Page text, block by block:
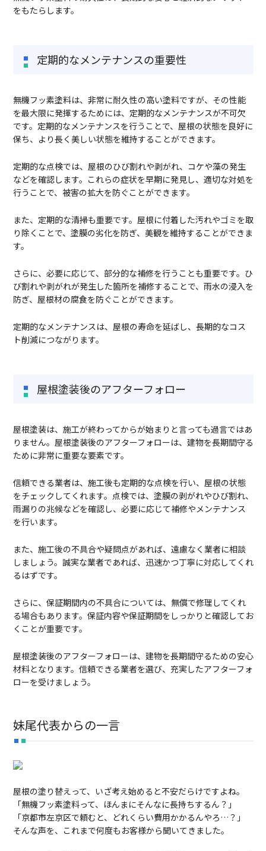
をもたらします。
定期的なメンテナンスの重要性
無機フッ素塗料は、非常に耐久性の高い塗料ですが、その性能
を最大限に発揮するためには、定期的なメンテナンスが不可欠
です。定期的なメンテナンスを行うことで、屋根の状態を良好に
保ち、より長く美しい状態を維持することができます。
定期的な点検では、屋根のひび割れや剥がれ、コケや藻の発生
などを確認します。これらの症状を早期に発見し、適切な対処を
行うことで、被害の拡大を防ぐことができます。
また、定期的な清掃も重要です。屋根に付着した汚れやゴミを取
り除くことで、塗膜の劣化を防ぎ、美観を維持することができま
す。
さらに、必要に応じて、部分的な補修を行うことも重要です。ひ
び割れや剥がれが発生した箇所を補修することで、雨水の浸入を
防ぎ、屋根材の腐食を防ぐことができます。
定期的なメンテナンスは、屋根の寿命を延ばし、長期的なコス
ト削減につながります。
屋根塗装後のアフターフォロー
屋根塗装は、施工が終わってからが始まりと言っても過言ではあ
りません。屋根塗装後のアフターフォローは、建物を長期間守る
ために非常に重要な要素です。
信頼できる業者は、施工後も定期的な点検を行い、屋根の状態
をチェックしてくれます。点検では、塗膜の剥がれやひび割れ、
雨漏りの兆候などを確認し、必要に応じて補修やメンテナンス
を行います。
また、施工後の不具合や疑問点があれば、遠慮なく業者に相談
しましょう。誠実な業者であれば、迅速かつ丁寧に対応してくれ
るはずです。
さらに、保証期間内の不具合については、無償で修理してくれ
る場合もあります。保証内容や保証期間をしっかりと確認してお
くことが重要です。
屋根塗装後のアフターフォローは、建物を長期間守るための安心
材料となります。信頼できる業者を選び、充実したアフターフォ
ローを受けましょう。
妹尾代表からの一言
屋根の塗り替えって、いざ考え始めると不安だらけですよね。
「無機フッ素塗料って、ほんまにそんなに長持ちするん？」
「京都市左京区で頼むと、どれくらい費用かかるんやろ…？」
そんな声を、これまで何度もお客様から聞いてきました。